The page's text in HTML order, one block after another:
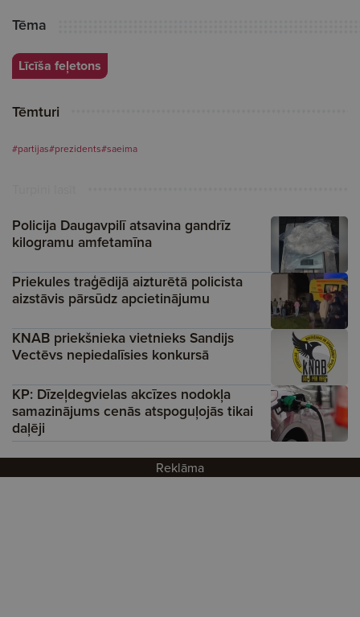
Tēma
Līcīša feļetons
Tēmturi
#partijas#prezidents#saeima
Policija Daugavpilī atsavina gandrīz
kilogramu amfetamīna
Priekules traģēdijā aizturētā policista
aizstāvis pārsūdz apcietinājumu
KNAB priekšnieka vietnieks Sandijs
Vectēvs nepiedalīsies konkursā
KP: Dīzeļdegvielas akcīzes nodokļa
samazinājums cenās atspoguļojās tikai
daļēji
Reklāma